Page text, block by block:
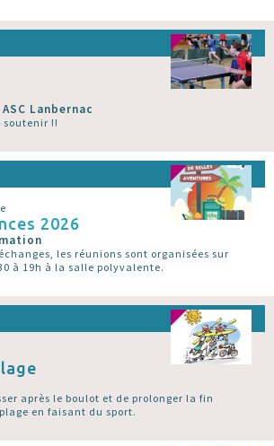
Lanbernac
soutenir !!
2026
les réunions sont organisées sur
à 19h à la salle polyvalente.
après le boulot et de prolonger la fin
en faisant du sport.